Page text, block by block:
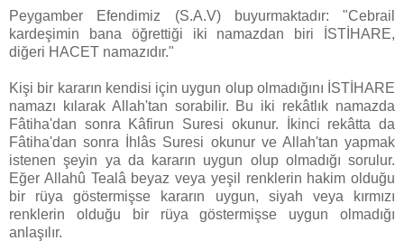
Peygamber Efendimiz (S.A.V) buyurmaktadır: "Cebrail
kardeşimin bana öğrettiği iki namazdan biri İSTİHARE,
diğeri HACET namazıdır."
Kişi bir kararın kendisi için uygun olup olmadığını İSTİHARE
namazı kılarak Allah'tan sorabilir. Bu iki rekâtlık namazda
Fâtiha'dan sonra Kâfirun Suresi okunur. İkinci rekâtta da
Fâtiha'dan sonra İhlâs Suresi okunur ve Allah'tan yapmak
istenen şeyin ya da kararın uygun olup olmadığı sorulur.
Eğer Allahû Tealâ beyaz veya yeşil renklerin hakim olduğu
bir rüya göstermişse kararın uygun, siyah veya kırmızı
renklerin olduğu bir rüya göstermişse uygun olmadığı
anlaşılır.